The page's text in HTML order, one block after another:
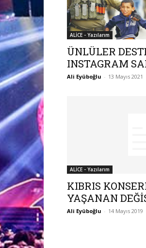
ALİCE - Yazılarım
ÜNLÜLER
INSTAGRAM
Ali Eyüboğlu - 13 Mayıs 2021
ALİCE - Yazılarım
KIBRIS
YAŞANAN
Ali Eyüboğlu - 14 Mayıs 2019